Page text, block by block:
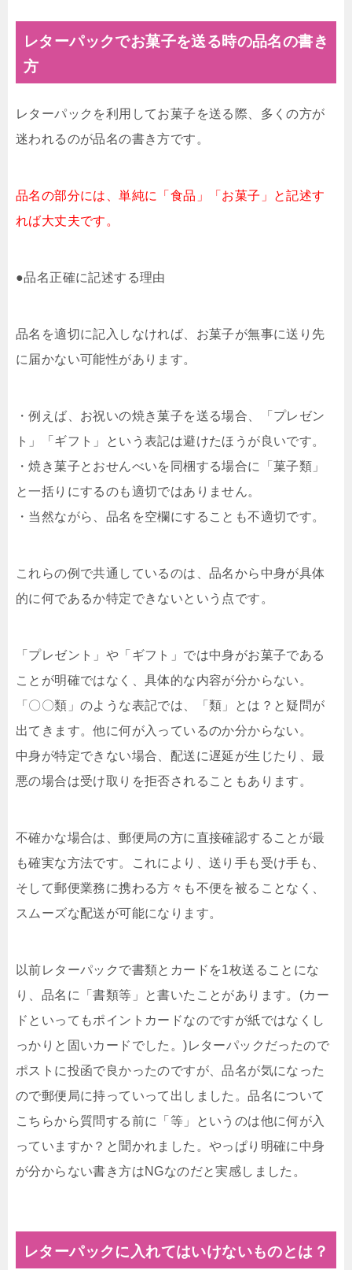
レターパックでお菓子を送る時の品名の書き
方
レターパックを利用してお菓子を送る際、多くの方が
迷われるのが品名の書き方です。
品名の部分には、単純に「食品」「お菓子」と記述す
れば大丈夫です。
●品名正確に記述する理由
品名を適切に記入しなければ、お菓子が無事に送り先
に届かない可能性があります。
・例えば、お祝いの焼き菓子を送る場合、「プレゼン
ト」「ギフト」という表記は避けたほうが良いです。
・焼き菓子とおせんべいを同梱する場合に「菓子類」
と一括りにするのも適切ではありません。
・当然ながら、品名を空欄にすることも不適切です。
これらの例で共通しているのは、品名から中身が具体
的に何であるか特定できないという点です。
「プレゼント」や「ギフト」では中身がお菓子である
ことが明確ではなく、具体的な内容が分からない。
「〇〇類」のような表記では、「類」とは？と疑問が
出てきます。他に何が入っているのか分からない。
中身が特定できない場合、配送に遅延が生じたり、最
悪の場合は受け取りを拒否されることもあります。
不確かな場合は、郵便局の方に直接確認することが最
も確実な方法です。これにより、送り手も受け手も、
そして郵便業務に携わる方々も不便を被ることなく、
スムーズな配送が可能になります。
以前レターパックで書類とカードを1枚送ることにな
り、品名に「書類等」と書いたことがあります。(カー
ドといってもポイントカードなのですが紙ではなくし
っかりと固いカードでした。)レターパックだったので
ポストに投函で良かったのですが、品名が気になった
ので郵便局に持っていって出しました。品名について
こちらから質問する前に「等」というのは他に何が入
っていますか？と聞かれました。やっぱり明確に中身
が分からない書き方はNGなのだと実感しました。
レターパックに入れてはいけないものとは？